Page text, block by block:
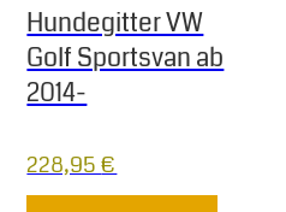
Hundegitter VW
Golf Sportsvan ab
2014-
228,95€